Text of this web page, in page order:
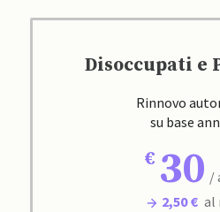
Disoccupati e
Rinnovo
su base
30 /
2,50 € al